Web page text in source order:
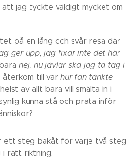
att jag tyckte väldigt mycket om
på en lång och svår resa där
ger upp, jag fixar inte det här
nej, nu jävlar ska jag ta tag i
till var hur fan tänkte
av allt bara vill smälta in i
kunna stå och prata inför
ett steg bakåt för varje två steg
i rätt riktning.